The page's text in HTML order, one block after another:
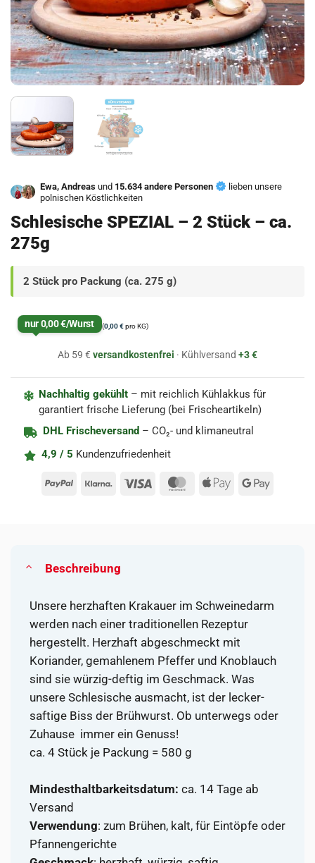
Ewa, Andreas und 15.634 andere Personen
lieben unsere
polnischen Köstlichkeiten
Schlesische SPEZIAL – 2 Stück – ca.
275g
2 Stück pro Packung (ca. 275 g)
nur0,00€/Wurst (0,00€pro KG)
Ab 59 € versandkostenfrei · Kühlversand +3 €
Nachhaltig gekühlt – mit reichlich Kühlakkus für
garantiert frische Lieferung (bei Frischeartikeln)
DHL Frischeversand – CO₂- und klimaneutral
4,9 / 5 Kundenzufriedenheit
PayPal Klarna Visa MasterCard
Apple Google
Beschreibung
Unsere herzhaften Krakauer im Schweinedarm
werden nach einer traditionellen Rezeptur
hergestellt. Herzhaft abgeschmeckt mit
Koriander, gemahlenem Pfeffer und Knoblauch
sind sie würzig-deftig im Geschmack. Was
unsere Schlesische ausmacht, ist der lecker-
saftige Biss der Brühwurst. Ob unterwegs oder
Zuhause  immer ein Genuss!
ca. 4 Stück je Packung = 580 g
Mindesthaltbarkeitsdatum: ca. 14 Tage ab
Versand
Verwendung: zum Brühen, kalt, für Eintöpfe oder
Pfannengerichte